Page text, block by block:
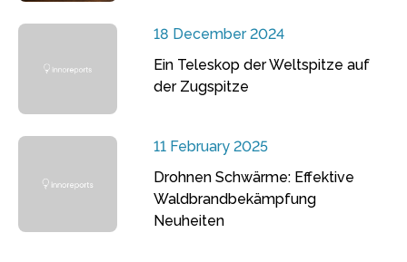
18 December 2024
Ein Teleskop der Weltspitze auf
der Zugspitze
11 February 2025
Drohnen Schwärme: Effektive
Waldbrandbekämpfung
Neuheiten